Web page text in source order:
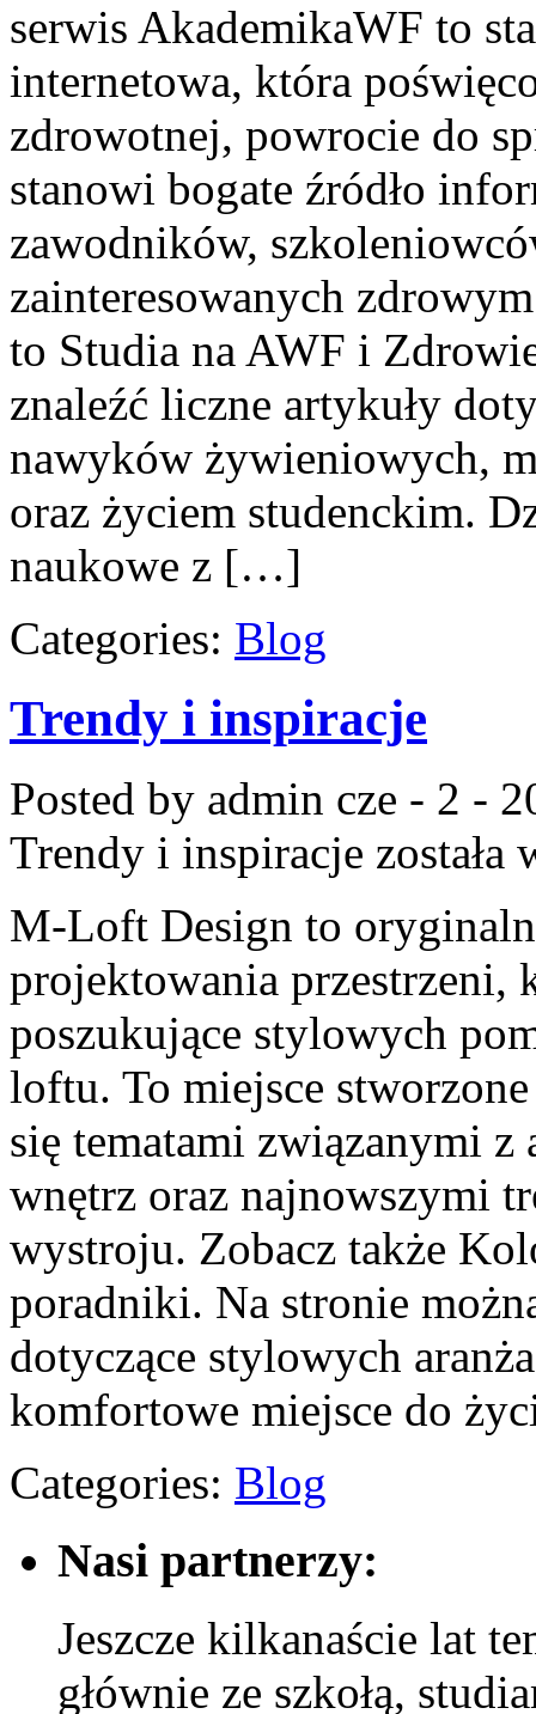
serwis AkademikaWF to
internetowa, która
zdrowotnej, powrocie do
stanowi bogate źródło
zawodników,
zainteresowanych
to Studia na AWF i
znaleźć liczne artykuły
nawyków żywieniowych,
oraz życiem studenckim.
naukowe z […]
Categories: Blog
Trendy i inspiracje
Posted by admin cze - 2 -
Trendy i inspiracje została
M-Loft Design to
projektowania przestrzeni,
poszukujące stylowych
loftu. To miejsce
się tematami związanymi z
wnętrz oraz najnowszymi
wystroju. Zobacz także
poradniki. Na stronie
dotyczące stylowych
komfortowe miejsce do
Categories: Blog
Nasi partnerzy:
Jeszcze kilkanaście lat
głównie ze szkołą,